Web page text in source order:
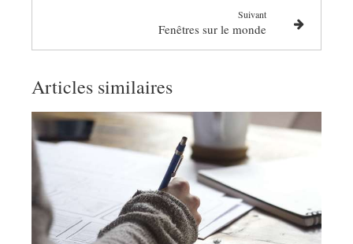
Suivant
Fenêtres sur le monde
Articles similaires